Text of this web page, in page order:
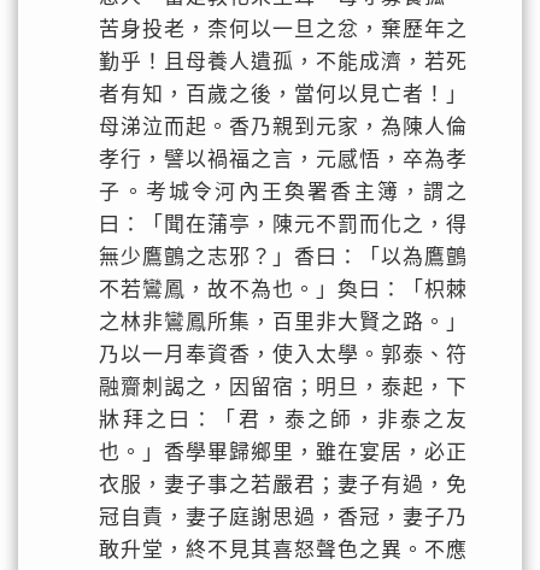
苦身投老，柰何以一旦之忿，棄歷年之
勤乎！且母養人遺孤，不能成濟，若死
者有知，百歲之後，當何以見亡者！」
母涕泣而起。香乃親到元家，為陳人倫
孝行，譬以禍福之言，元感悟，卒為孝
子。考城令河內王奐署香主簿，謂之
曰：「聞在蒲亭，陳元不罰而化之，得
無少鷹鸇之志邪？」香曰：「以為鷹鸇
不若鸞鳳，故不為也。」奐曰：「枳棘
之林非鸞鳳所集，百里非大賢之路。」
乃以一月奉資香，使入太學。郭泰、符
融齎刺謁之，因留宿；明旦，泰起，下
牀拜之曰：「君，泰之師，非泰之友
也。」香學畢歸鄉里，雖在宴居，必正
衣服，妻子事之若嚴君；妻子有過，免
冠自責，妻子庭謝思過，香冠，妻子乃
敢升堂，終不見其喜怒聲色之異。不應